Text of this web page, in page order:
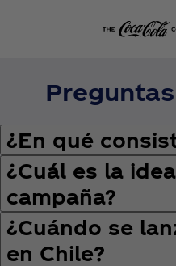
¿En qué
¿Cuál es la
campaña?
¿Cuándo se
en Chile?